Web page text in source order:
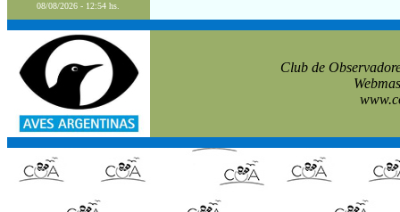
08/08/2026 - 12:54 hs.
Club de